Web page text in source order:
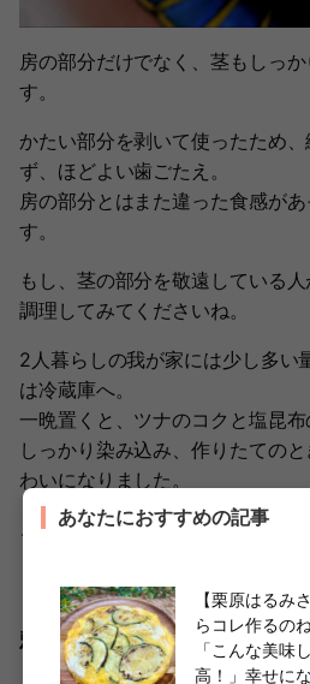
房の部分だけでなく、茎もしっ
す。
かたい部分を剥いて使ったため
ず、ほどよい歯ごたえ。
房の部分とはまた違った食感が
す。
もし、茎の部分を敬遠している
調理してみてくださいね。
2人暮らしの我が家には少し多い
は冷蔵庫へ。
一晩置くと、ツナのコクと塩昆
しっかり染み込み、作りたての
わいになりました。
これは多めに作って、作り置きに
頼れる「あと一品」にな
コリー"レシピ！
あなたにおすすめの記事
【栗原はるみ
らコレ作るの
「こんな美味
高！」幸せに